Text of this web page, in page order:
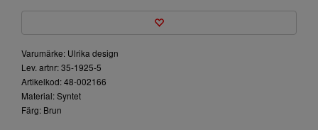
Varumärke: Ulrika design
Lev. artnr: 35-1925-5
Artikelkod: 48-002166
Material: Syntet
Färg: Brun